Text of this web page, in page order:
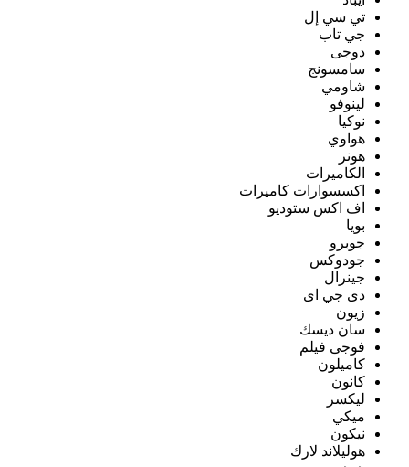
تي سي إل
جي تاب
دوجى
سامسونج
شاومي
لينوفو
نوكيا
هواوي
هونر
الكاميرات
اكسسوارات كاميرات
اف اكس ستوديو
بويا
جوبرو
جودوكس
جينرال
دى جي اى
زيون
سان ديسك
فوجى فيلم
كاميلون
كانون
ليكسر
ميكي
نيكون
هوليلاند لارك